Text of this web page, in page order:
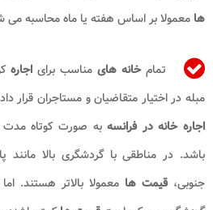
ها معمولا بر اساس هفته یا ماه محاسبه می
تمامخانه های مناسب برای اجاره
مبله در اختیار متقاضیان و مستاجران قرار
اجاره خانه در فرانسهبه صورت کوتاه مدت
باشد. در مناطقی با گردشگری بالا
جنوبی،قیمت ها معمولا بالاتر هستند.